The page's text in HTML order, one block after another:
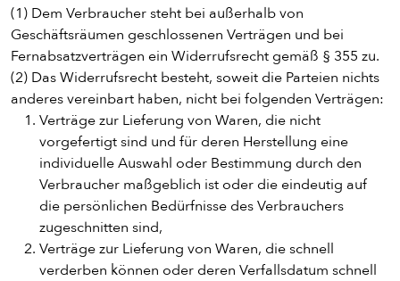
(1) Dem Verbraucher steht bei außerhalb von
Geschäftsräumen geschlossenen Verträgen und bei
Fernabsatzverträgen ein Widerrufsrecht gemäß § 355 zu.
(2) Das Widerrufsrecht besteht, soweit die Parteien nichts
anderes vereinbart haben, nicht bei folgenden Verträgen:
Verträge zur Lieferung von Waren, die nicht
vorgefertigt sind und für deren Herstellung eine
individuelle Auswahl oder Bestimmung durch den
Verbraucher maßgeblich ist oder die eindeutig auf
die persönlichen Bedürfnisse des Verbrauchers
zugeschnitten sind,
Verträge zur Lieferung von Waren, die schnell
verderben können oder deren Verfallsdatum schnell